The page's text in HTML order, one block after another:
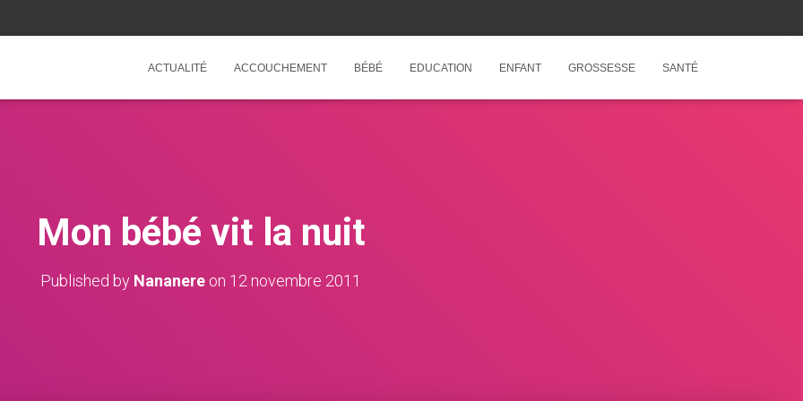
ACTUALITÉ ACCOUCHEMENT BÉBÉ EDUCATION ENFANT GROSSESSE SANTÉ
Mon bébé vit la nuit
Published by Nananere on 12 novembre 2011